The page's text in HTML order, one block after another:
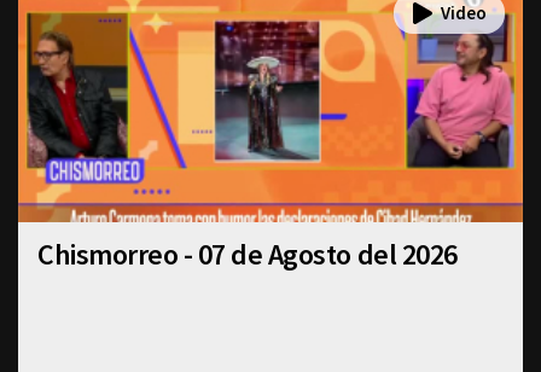
Chismorreo - 07 de Agosto del 2026